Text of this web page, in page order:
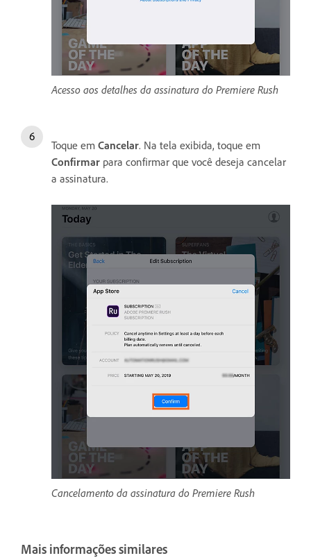
Acesso aos detalhes da assinatura do Premiere Rush
Toque em Cancelar. Na tela exibida, toque em
Confirmar para confirmar que você deseja cancelar
a assinatura.
Cancelamento da assinatura do Premiere Rush
Mais informações similares